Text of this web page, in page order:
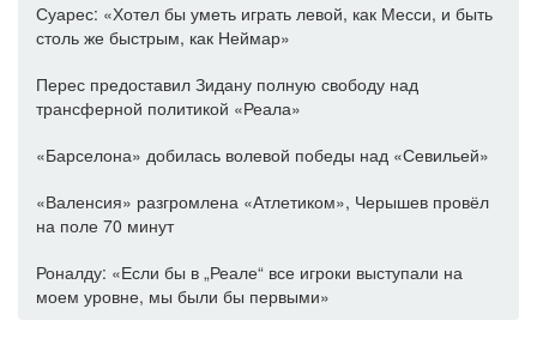
Суарес: «Хотел бы уметь играть левой, как Месси, и быть
столь же быстрым, как Неймар»
Перес предоставил Зидану полную свободу над
трансферной политикой «Реала»
«Барселона» добилась волевой победы над «Севильей»
«Валенсия» разгромлена «Атлетиком», Черышев провёл
на поле 70 минут
Роналду: «Если бы в „Реале“ все игроки выступали на
моем уровне, мы были бы первыми»